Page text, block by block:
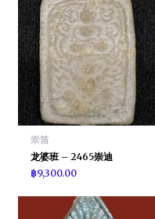
崇笛
龙婆班 – 2465崇迪
฿9,300.00